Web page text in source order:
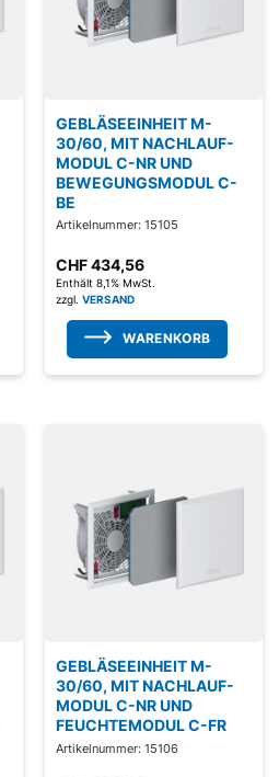
GEBLÄSEEINHEIT M-
30/60, MIT NACHLAUF-
MODUL C-NR UND
BEWEGUNGSMODUL C-
BE
Artikelnummer: 15105
CHF434,56
Enthält 8,1% MwSt.
zzgl. VERSAND
WARENKORB
GEBLÄSEEINHEIT M-
30/60, MIT NACHLAUF-
MODUL C-NR UND
FEUCHTEMODUL C-FR
Artikelnummer: 15106